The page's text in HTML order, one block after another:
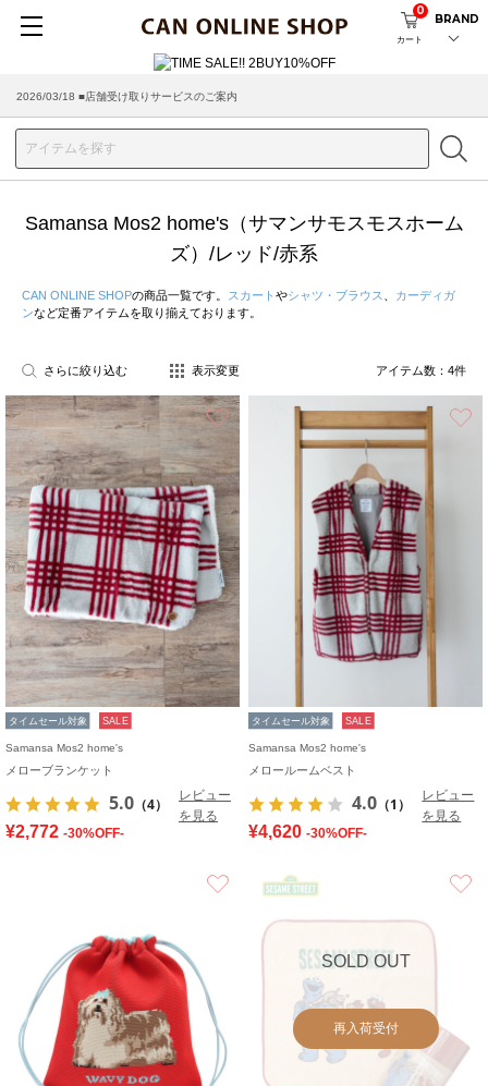
カート
0
BRAND
2026/03/18 ■店舗受け取りサービスのご案内
Samansa Mos2 home's（サマンサモスモスホーム
ズ）/レッド/赤系
CAN ONLINE SHOPの商品一覧です。 スカート やシャツ・ブラウス
カーディガ
ンなど定番アイテムを取り揃えております。
さらに絞り込む 表示変更 アイテム数： 4件
お気に入り
タイムセール対象 SALE
Samansa Mos2 home's
メローブランケット
5.0 （4）
レビュー
を見る
¥2,772 -30%OFF-
タイムセール対象 SALE
Samansa Mos2 home's
メロールームベスト
4.0 （1）
レビュー
を見る
¥4,620 -30%OFF-
お気に入り
SOLD OUT
再入荷受付